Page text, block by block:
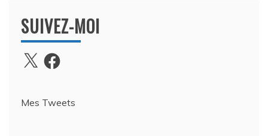
SUIVEZ-MOI
X Facebook
Mes Tweets